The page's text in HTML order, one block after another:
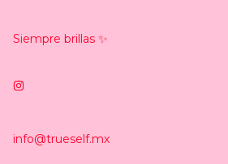
Siempre brillas ✨
info@trueself.mx